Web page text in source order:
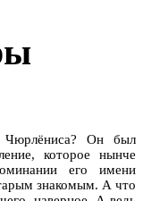
Чюрлёниса? Он был
которое нынче
его имени
знакомым. А что